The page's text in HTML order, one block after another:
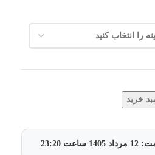
خرید
12 مرداد 1405 ساعت 23:20